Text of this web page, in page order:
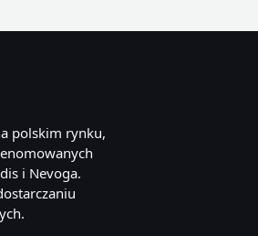
polskim rynku,
i Nevoga.